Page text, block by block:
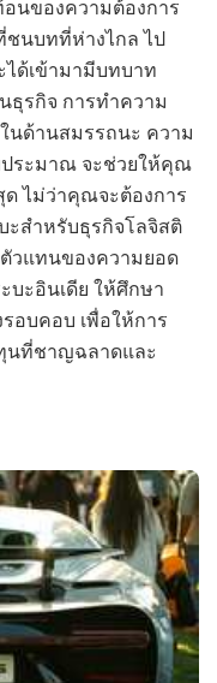
นของความต้องการ
นบทที่ห่างไกล ไป
ด้เข้ามามีบทบาท
ธุรกิจ การทำความ
นด้านสมรรถนะ ความ
ประมาณ จะช่วยให้คุณ
ไม่ว่าคุณจะต้องการ
ะสำหรับธุรกิจโลจิสติ
วแทนของความยอด
บะอินเดีย ให้ศึกษา
อบคอบ เพื่อให้การ
นที่ชาญฉลาดและ